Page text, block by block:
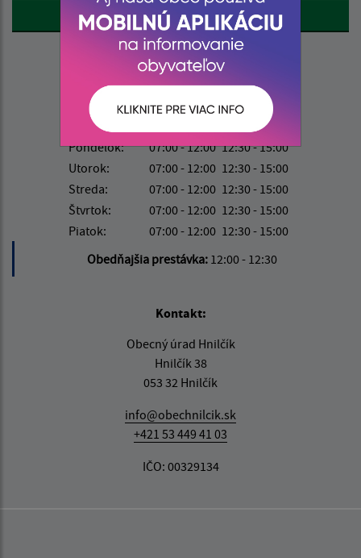
Google reCaptcha ResponseOdoslať správu
Čas poobede
Pondelok:
07:00 - 12:00 12:30 - 15:00
Utorok:
07:00 - 12:00 12:30 - 15:00
Streda:
07:00 - 12:00 12:30 - 15:00
Štvrtok:
07:00 - 12:00 12:30 - 15:00
Piatok:
07:00 - 12:00 12:30 - 15:00
Obedňajšia prestávka: 12:00 - 12:30
Kontakt:
Obecný úrad Hnilčík
Hnilčík 38
053 32 Hnilčík
info@obechnilcik.sk
+421 53 449 41 03
IČO: 00329134